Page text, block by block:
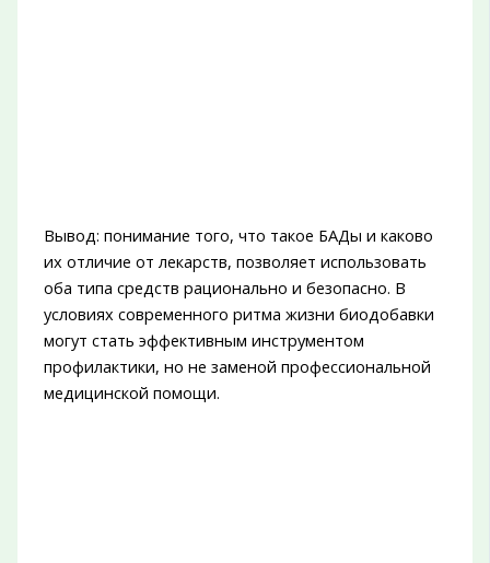
Вывод: понимание того, что такое БАДы и каково
их отличие от лекарств, позволяет использовать
оба типа средств рационально и безопасно. В
условиях современного ритма жизни биодобавки
могут стать эффективным инструментом
профилактики, но не заменой профессиональной
медицинской помощи.